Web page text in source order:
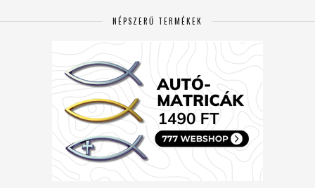
NÉPSZERŰ TERMÉKEK